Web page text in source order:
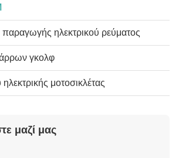
ηλεκτρικού ρεύματος
γκολφ
μοτοσικλέτας
μαζί μας